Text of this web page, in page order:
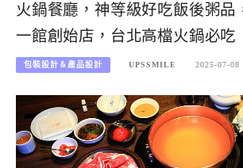
火鍋餐廳，神等級好吃飯後粥品
一館創始店，台北高檔火鍋必吃
包裝設計＆產品設計 UPSSMILE 2025-07-08